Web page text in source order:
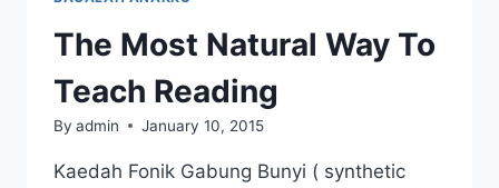
The Most Natural Way To
Teach Reading
By admin January 10, 2015
Kaedah Fonik Gabung Bunyi ( synthetic